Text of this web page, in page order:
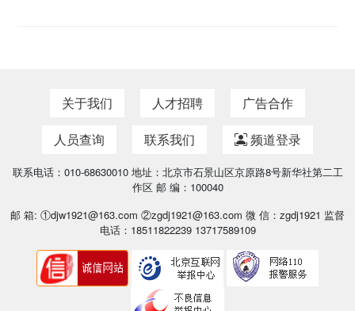
关于我们 人才招聘
广告合作
人员查询
联系我们 频道登录
联系电话：010-68630010 地址：北京市石景山区京原路8号新华社第二工
作区 邮 编：100040
邮 箱: ①djw1921@163.com ②zgdj1921@163.com 微 信：zgdj1921 监督
电话：18511822239 13717589109